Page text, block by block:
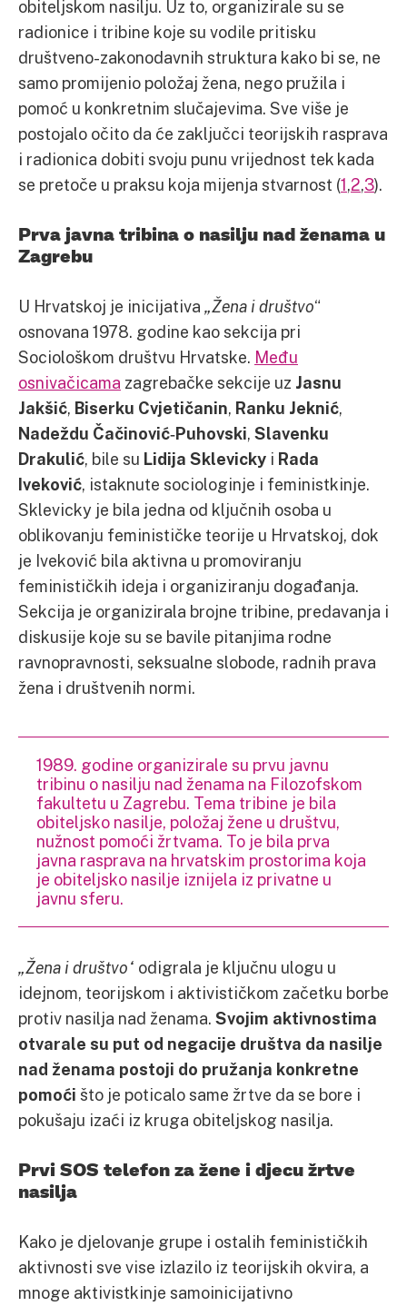
obiteljskom nasilju. Uz to, organizirale su se
radionice i tribine koje su vodile pritisku
društveno-zakonodavnih struktura kako bi se, ne
samo promijenio položaj žena, nego pružila i
pomoć u konkretnim slučajevima. Sve više je
postojalo očito da će zaključci teorijskih rasprava
i radionica dobiti svoju punu vrijednost tek kada
se pretoče u praksu koja mijenja stvarnost (1,2,3).
Prva javna tribina o nasilju nad ženama u
Zagrebu
U Hrvatskoj je inicijativa „Žena i društvo“
osnovana 1978. godine kao sekcija pri
Sociološkom društvu Hrvatske. Među
osnivačicama zagrebačke sekcije uz Jasnu
Jakšić, Biserku Cvjetičanin, Ranku Jeknić,
Nadeždu Čačinović‑Puhovski, Slavenku
Drakulić, bile su Lidija Sklevicky i Rada
Iveković, istaknute sociologinje i feministkinje.
Sklevicky je bila jedna od ključnih osoba u
oblikovanju feminističke teorije u Hrvatskoj, dok
je Iveković bila aktivna u promoviranju
feminističkih ideja i organiziranju događanja.
Sekcija je organizirala brojne tribine, predavanja i
diskusije koje su se bavile pitanjima rodne
ravnopravnosti, seksualne slobode, radnih prava
žena i društvenih normi.
1989. godine organizirale su prvu javnu
tribinu o nasilju nad ženama na Filozofskom
fakultetu u Zagrebu. Tema tribine je bila
obiteljsko nasilje, položaj žene u društvu,
nužnost pomoći žrtvama. To je bila prva
javna rasprava na hrvatskim prostorima koja
je obiteljsko nasilje iznijela iz privatne u
javnu sferu.
„Žena i društvo“ odigrala je ključnu ulogu u
idejnom, teorijskom i aktivističkom začetku borbe
protiv nasilja nad ženama. Svojim aktivnostima
otvarale su put od negacije društva da nasilje
nad ženama postoji do pružanja konkretne
pomoći što je poticalo same žrtve da se bore i
pokušaju izaći iz kruga obiteljskog nasilja.
Prvi SOS telefon za žene i djecu žrtve
nasilja
Kako je djelovanje grupe i ostalih feminističkih
aktivnosti sve vise izlazilo iz teorijskih okvira, a
mnoge aktivistkinje samoinicijativno